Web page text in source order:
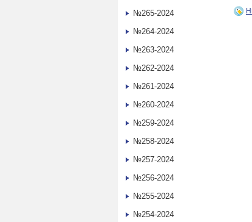
№265-2024
№264-2024
№263-2024
№262-2024
№261-2024
№260-2024
№259-2024
№258-2024
№257-2024
№256-2024
№255-2024
№254-2024